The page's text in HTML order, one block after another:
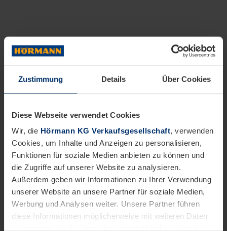
Zustimmung Details Über Cookies
Diese Webseite verwendet Cookies
Wir, die Hörmann KG Verkaufsgesellschaft, verwenden
Cookies, um Inhalte und Anzeigen zu personalisieren,
Funktionen für soziale Medien anbieten zu können und
die Zugriffe auf unserer Website zu analysieren.
Außerdem geben wir Informationen zu Ihrer Verwendung
unserer Website an unsere Partner für soziale Medien,
Werbung und Analysen weiter. Unsere Partner führen
diese Informationen möglicherweise mit weiteren Daten